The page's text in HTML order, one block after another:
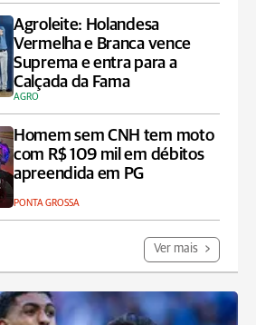
Agroleite: Holandesa
Vermelha e Branca vence
Suprema e entra para a
Calçada da Fama
AGRO
Homem sem CNH tem moto
com R$ 109 mil em débitos
apreendida em PG
PONTA GROSSA
Ver mais